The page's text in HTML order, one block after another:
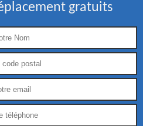
gratuits